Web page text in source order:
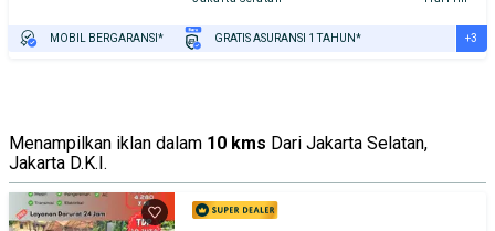
MOBIL BERGARANSI* GRATIS ASURANSI 1 TAHUN* +3
Menampilkan iklan dalam 10 kms Dari Jakarta Selatan,
Jakarta D.K.I.